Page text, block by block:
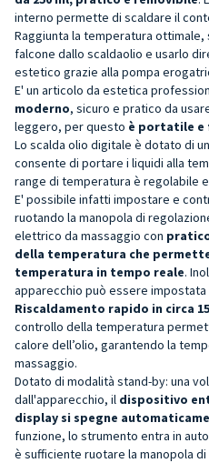
interno permette di scaldare il
Raggiunta la temperatura
falcone dallo scaldaolio e usarlo
estetico grazie alla pompa
E' un articolo da estetica
moderno, sicuro e pratico da
leggero, per questo è portatile e
Lo scalda olio digitale è dotato di un
consente di portare i liquidi alla
range di temperatura è regolabile e
E' possibile infatti impostare e
ruotando la manopola di
elettrico da massaggio con
della temperatura che
temperatura in tempo reale.
apparecchio può essere impostata
Riscaldamento rapido in circa
controllo della temperatura
calore dell’olio, garantendo la
massaggio.
Dotato di modalità stand-by: una
dall'apparecchio, il dispositivo
display si spegne
funzione, lo strumento entra in
è sufficiente ruotare la manopola